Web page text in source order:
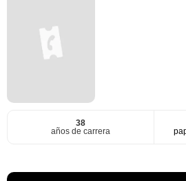
38
años de carrera